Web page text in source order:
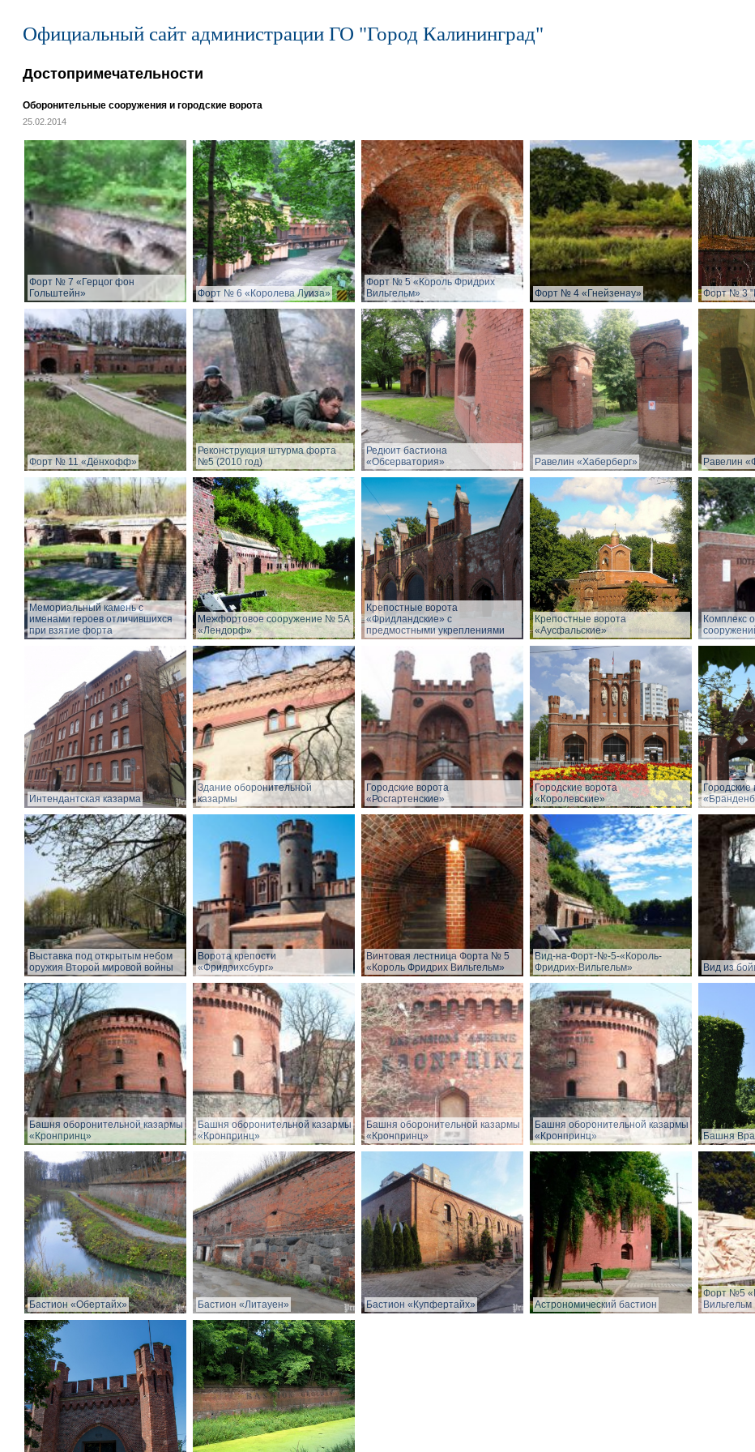
Официальный сайт администрации ГО "Город Калининград"
Достопримечательности
Оборонительные сооружения и городские ворота
25.02.2014
Форт № 7 «Герцог фон
Гольштейн»
Форт № 6 «Королева Луиза»
Форт № 5 «Король Фридрих
Вильгельм»
Форт № 4 «Гнейзенау» Форт № 3
Форт № 11 «Дёнхофф»
Реконструкция штурма форта
№5 (2010 год)
Редюит бастиона
«Обсерватория»
Равелин «Хаберберг» Равелин
Мемориальный камень с
именами героев отличившихся
при взятие форта
Межфортовое сооружение № 5А
«Лендорф»
Крепостные ворота
«Фридландские» с
предмостными укреплениями
Крепостные ворота
«Аусфальские»
Комплекс
Интендантская казарма
Здание оборонительной
казармы
Городские ворота
«Росгартенские»
Городские ворота
«Королевские»
Городские
Выставка под открытым небом
оружия Второй мировой войны
Ворота крепости
«Фридрихсбург»
Винтовая лестница Форта № 5
«Король Фридрих Вильгельм»
Вид-на-Форт-№-5-«Король-
Фридрих-Вильгельм»
Вид из
Башня оборонительной казармы
«Кронпринц»
Башня оборонительной казармы
«Кронпринц»
Башня оборонительной казармы
«Кронпринц»
Башня оборонительной казармы
«Кронпринц»
Башня
Бастион «Обертайх» Бастион «Литауен» Бастион «Купфертайх» Астрономический бастион
Форт №5
Вильгельм